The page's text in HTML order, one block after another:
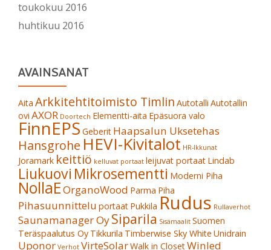
toukokuu 2016
huhtikuu 2016
AVAINSANAT
Aita Arkkitehtitoimisto Timlin Autotalli Autotallin
ovi AXOR Doortech Elementti-aita Epäsuora valo
FinnEPS Geberit Haapsalun Uksetehas
Hansgrohe HEVI-Kivitalot HR-Ikkunat
Joramark keittiö kelluvat portaat leijuvat portaat Lindab
Liukuovi Mikrosementti Moderni Piha
NollaEOrganoWood Parma Piha
Pihasuunnittelu portaat Pukkila Rudus Rullaverhot
Saunamanager OySiparila Sisämaalit Suomen
Teräspaalutus Oy Tikkurila Timberwise Sky White Unidrain
Uponor Verhot VirteSolarWalk in ClosetWinled